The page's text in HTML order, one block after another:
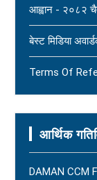
धार्मिक सहिष्णुता,
पत्रकार
आह्वान - २०८२
बेस्ट मिडिया
Terms Of
आर्थिक
DAMAN CCM